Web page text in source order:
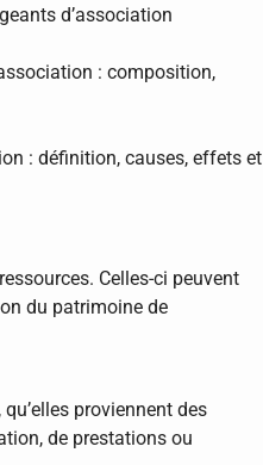
d’association
: composition,
: définition, causes, effets et
Celles-ci peuvent
du patrimoine de
proviennent des
de prestations ou